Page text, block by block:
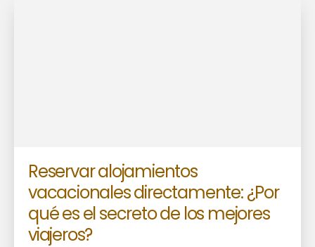
Reservar alojamientos
vacacionales directamente: ¿Por
qué es el secreto de los mejores
viajeros?